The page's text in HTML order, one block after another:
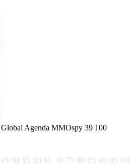
Global Agenda MMOspy 39 100
45 50 55 60 65 70 75 80 85 90 95 100